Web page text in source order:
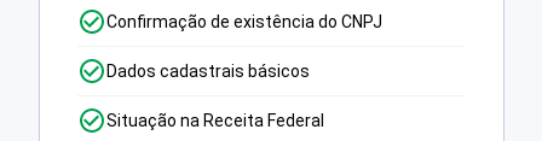
Confirmação de existência do CNPJ
Dados cadastrais básicos
Situação na Receita Federal